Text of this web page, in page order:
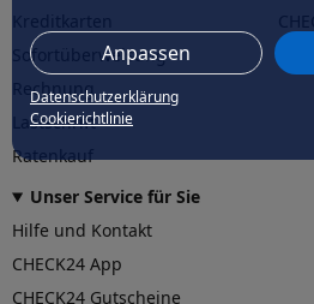
Anpassen
Datenschutzerklärung
Cookierichtlinie
Sofortüberweisung
Rechnung
Lastschrift
Ratenkauf
Unser Service für Sie
Hilfe und Kontakt
CHECK24 App
CHECK24 Gutscheine